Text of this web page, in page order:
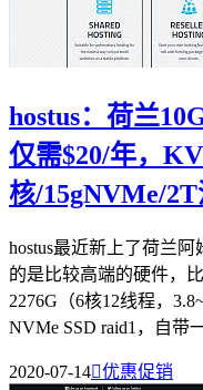
hostus：荷兰
仅需$20/年，
核/15gNVMe/
hostus最近新上了荷兰
的是比较高端的硬件，
2276G（6核12线程，
NVMe SSD raid1，自带
2020-07-14优惠促销